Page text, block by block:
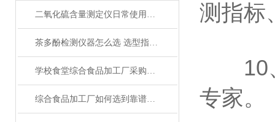
二氧化硫含量测定仪日常使用疑问与采购指南
茶多酚检测仪器怎么选 选型指南与型号推荐
学校食堂综合食品加工厂采购必读：食品重金属检测仪怎么选
综合食品加工厂如何选到靠谱的食品安全检测仪
测指标
10、
专家。